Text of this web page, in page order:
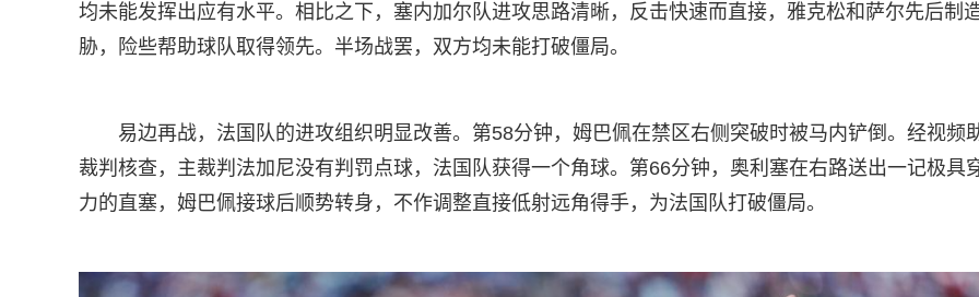
均未能发挥出应有水平。相比之下，塞内加尔队进攻思路清晰，反击快速而直接，雅克松和萨尔先后制
胁，险些帮助球队取得领先。半场战罢，双方均未能打破僵局。
易边再战，法国队的进攻组织明显改善。第58分钟，姆巴佩在禁区右侧突破时被马内铲倒。经视频
裁判核查，主裁判法加尼没有判罚点球，法国队获得一个角球。第66分钟，奥利塞在右路送出一记极具
力的直塞，姆巴佩接球后顺势转身，不作调整直接低射远角得手，为法国队打破僵局。